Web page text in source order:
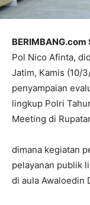
Pol Nico Afinta,
Jatim, Kamis (10/
penyampaian
lingkup Polri
Meeting di
dimana kegiatan
pelayanan publik
di aula Awaloedin